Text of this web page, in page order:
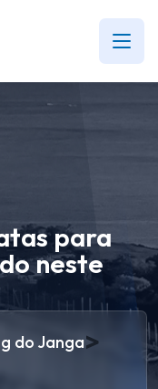
para
neste
do Janga>